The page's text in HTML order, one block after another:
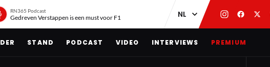
RN365 Podcast
Gedreven Verstappen is een must voor F1
STAND PODCAST VIDEO INTERVIEWS PREMIUM